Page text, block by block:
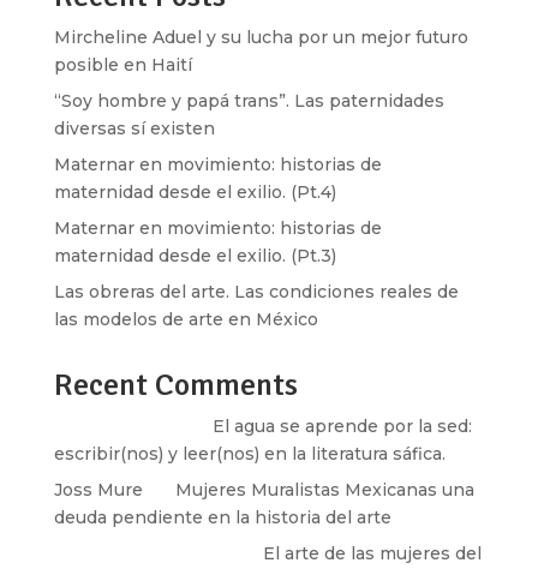
Mircheline Aduel y su lucha por un mejor futuro
posible en Haití
“Soy hombre y papá trans”. Las paternidades
diversas sí existen
Maternar en movimiento: historias de
maternidad desde el exilio. (Pt.4)
Maternar en movimiento: historias de
maternidad desde el exilio. (Pt.3)
Las obreras del arte. Las condiciones reales de
las modelos de arte en México
Recent Comments
El agua se aprende por la sed:
escribir(nos) y leer(nos) en la literatura sáfica.
Joss Mure
Mujeres Muralistas Mexicanas una
deuda pendiente en la historia del arte
El arte de las mujeres del